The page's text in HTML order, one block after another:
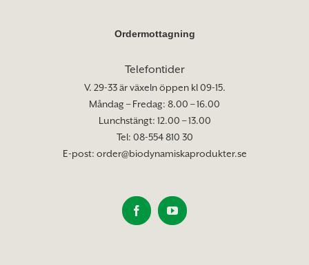
Ordermottagning
Telefontider
V. 29-33 är växeln öppen kl 09-15.
Måndag – Fredag: 8.00 – 16.00
Lunchstängt: 12.00 – 13.00
Tel: 08-554 810 30
E-post: order@biodynamiskaprodukter.se